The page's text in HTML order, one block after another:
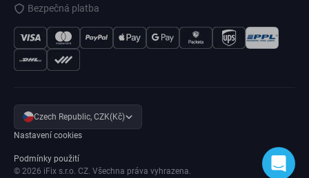
Bezpečná platba
Czech Republic, CZK(Kč)
Nastavení cookies
Podmínky použití
© 2026 iFix s.r.o. CZ. Všechna práva vyhrazena.